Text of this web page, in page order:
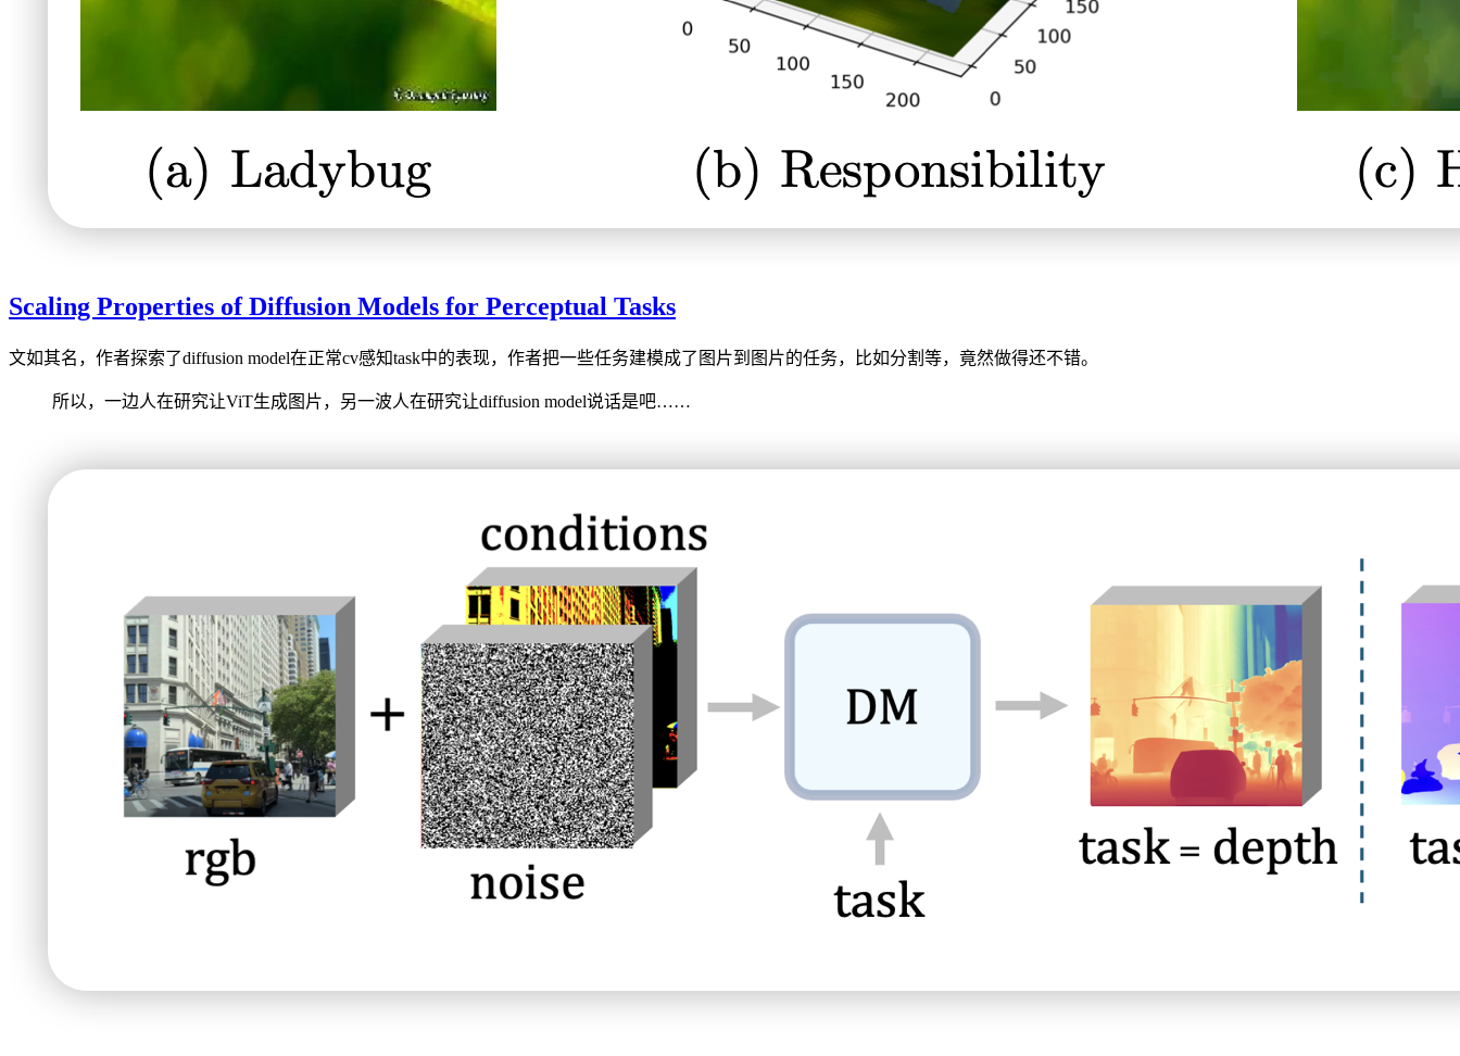
Scaling Properties of Diffusion Models for Perceptual Tasks
文如其名，作者探索了diffusion model在正常cv感知task中的表现，作者把一些任务建模成了图片到图片的任务，比如分割等，竟然做得还不错。
所以，一边人在研究让ViT生成图片，另一波人在研究让diffusion model说话是吧……